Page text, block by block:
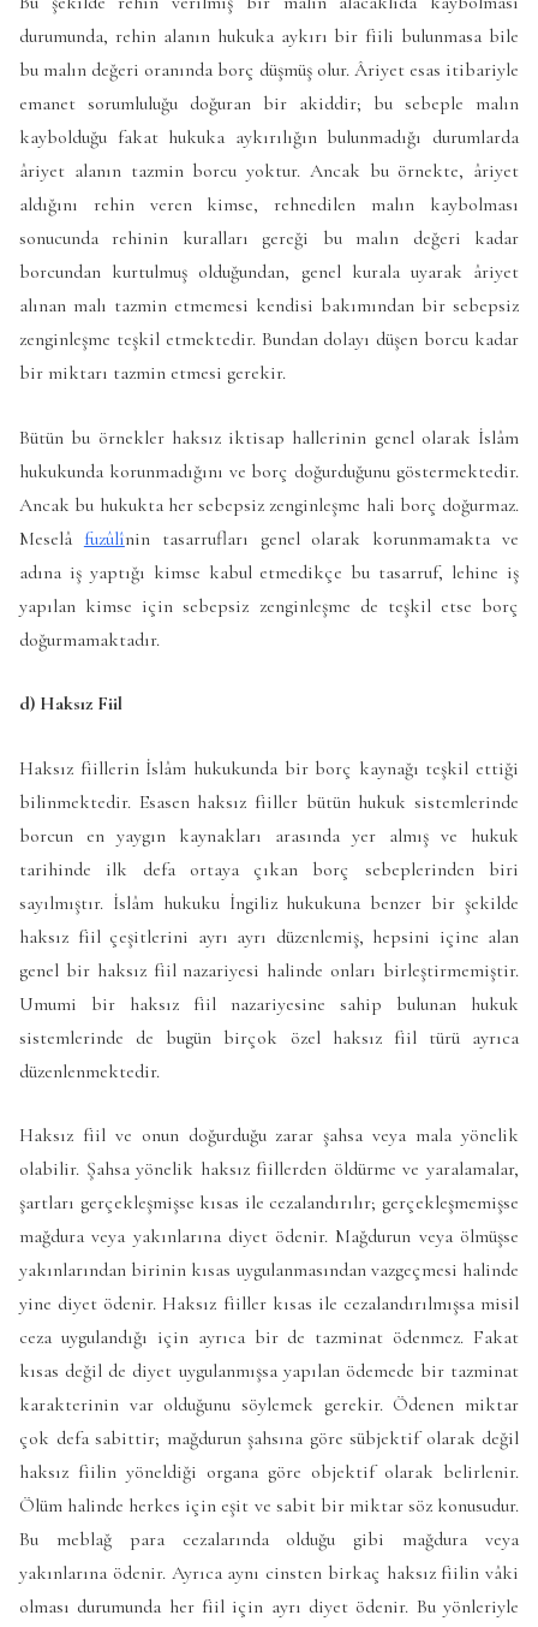
durumunda, rehin alanın hukuka aykırı bir fiili bulunmasa bile
bu malın değeri oranında borç düşmüş olur. Âriyet esas itibariyle
emanet sorumluluğu doğuran bir akiddir; bu sebeple malın
kaybolduğu fakat hukuka aykırılığın bulunmadığı durumlarda
âriyet alanın tazmin borcu yoktur. Ancak bu örnekte, âriyet
aldığını rehin veren kimse, rehnedilen malın kaybolması
sonucunda rehinin kuralları gereği bu malın değeri kadar
borcundan kurtulmuş olduğundan, genel kurala uyarak âriyet
alınan malı tazmin etmemesi kendisi bakımından bir sebepsiz
zenginleşme teşkil etmektedir. Bundan dolayı düşen borcu kadar
bir miktarı tazmin etmesi gerekir.
Bütün bu örnekler haksız iktisap hallerinin genel olarak İslâm
hukukunda korunmadığını ve borç doğurduğunu göstermektedir.
Ancak bu hukukta her sebepsiz zenginleşme hali borç doğurmaz.
Meselâ fuzûlînin tasarrufları genel olarak korunmamakta ve
adına iş yaptığı kimse kabul etmedikçe bu tasarruf, lehine iş
yapılan kimse için sebepsiz zenginleşme de teşkil etse borç
doğurmamaktadır.
d) Haksız Fiil
Haksız fiillerin İslâm hukukunda bir borç kaynağı teşkil ettiği
bilinmektedir. Esasen haksız fiiller bütün hukuk sistemlerinde
borcun en yaygın kaynakları arasında yer almış ve hukuk
tarihinde ilk defa ortaya çıkan borç sebeplerinden biri
sayılmıştır. İslâm hukuku İngiliz hukukuna benzer bir şekilde
haksız fiil çeşitlerini ayrı ayrı düzenlemiş, hepsini içine alan
genel bir haksız fiil nazariyesi halinde onları birleştirmemiştir.
Umumi bir haksız fiil nazariyesine sahip bulunan hukuk
sistemlerinde de bugün birçok özel haksız fiil türü ayrıca
düzenlenmektedir.
Haksız fiil ve onun doğurduğu zarar şahsa veya mala yönelik
olabilir. Şahsa yönelik haksız fiillerden öldürme ve yaralamalar,
şartları gerçekleşmişse kısas ile cezalandırılır; gerçekleşmemişse
mağdura veya yakınlarına diyet ödenir. Mağdurun veya ölmüşse
yakınlarından birinin kısas uygulanmasından vazgeçmesi halinde
yine diyet ödenir. Haksız fiiller kısas ile cezalandırılmışsa misil
ceza uygulandığı için ayrıca bir de tazminat ödenmez. Fakat
kısas değil de diyet uygulanmışsa yapılan ödemede bir tazminat
karakterinin var olduğunu söylemek gerekir. Ödenen miktar
çok defa sabittir; mağdurun şahsına göre sübjektif olarak değil
haksız fiilin yöneldiği organa göre objektif olarak belirlenir.
Ölüm halinde herkes için eşit ve sabit bir miktar söz konusudur.
Bu meblağ para cezalarında olduğu gibi mağdura veya
yakınlarına ödenir. Ayrıca aynı cinsten birkaç haksız fiilin vâki
olması durumunda her fiil için ayrı diyet ödenir. Bu yönleriyle